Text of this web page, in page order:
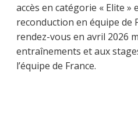
accès en catégorie « Elite
reconduction en équipe de
rendez-vous en avril 2026
entraînements et aux
l’équipe de France.